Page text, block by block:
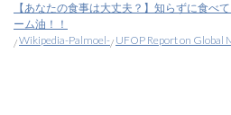
【あなたの食事は大丈夫？】知らずに食べ
ーム油！！
/Wikipedia-Palmoel-/ UFOP Report on Global